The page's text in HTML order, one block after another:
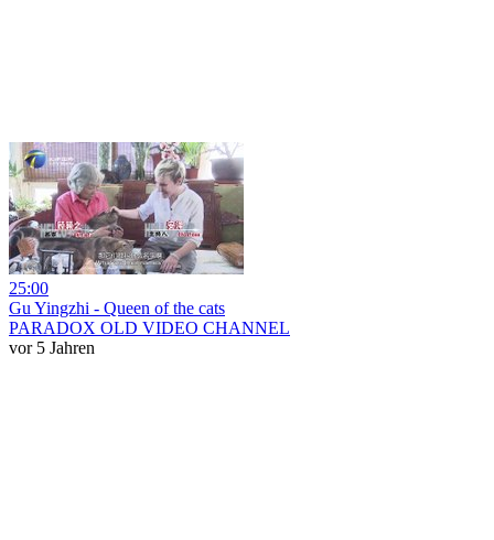
25:00
Gu Yingzhi - Queen of the cats
PARADOX OLD VIDEO CHANNEL
vor 5 Jahren